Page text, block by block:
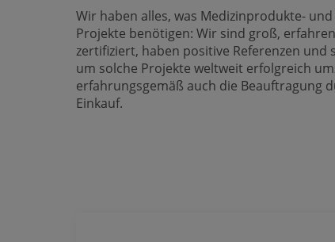
Wir haben alles, was Medizin­produkte-
Projekte benötigen: Wir sind groß,
zertifiziert, haben positive Referenzen
um solche Projekte weltweit erfolgreich
erfahrungs­gemäß auch die Beauftra­gung
Einkauf.